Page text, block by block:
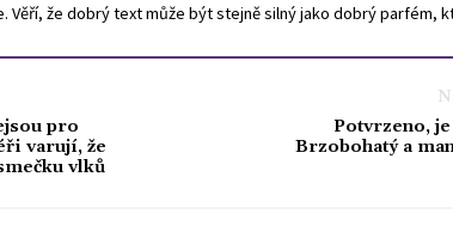
Věří, že dobrý text může být stejně silný jako dobrý parfém,
pro
varují, že
vlků
Potvrzeno,
Brzobohatý a